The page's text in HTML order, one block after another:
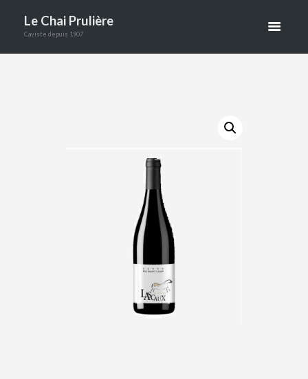
CARRA PIC SAINT LOUP CHATEAUX
Le Chai Prulière
Caviste depuis 1907